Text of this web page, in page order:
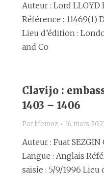
Auteur : Lord LLOYD
Référence : 11469(1)
Lieu d’édition :
and Co
Clavijo :
1403 – 1406
Par lifemoz 16 mars
Auteur : Fuat SEZGIN
Langue : Anglais
saisie : 5/9/1996